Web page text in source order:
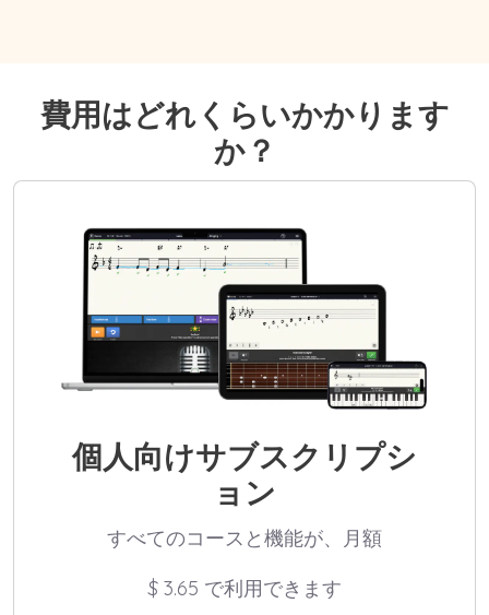
費用はどれくらいかかります
か？
個人向けサブスクリプシ
ョン
すべてのコースと機能が、月額
$3.65 で利用できます